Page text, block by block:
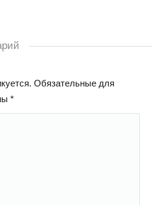
Обязательные для
*